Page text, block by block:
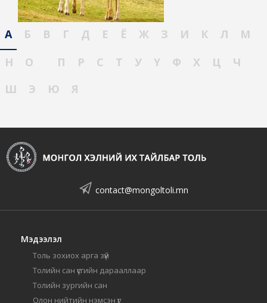
А Б В Г Д Е Ё Ж З И К Л
М
Н
О П Р С Т У Ү Ф Х Ц
Ч
Ш
Э Ю Я
contact@mongoltoli.mn
Мэдээлэл
Толь зохиох арга зүй
Толийн сан үсгийн дарааллаар
Толийн зургийн сан
Олон нийтийн нэмсэн үг